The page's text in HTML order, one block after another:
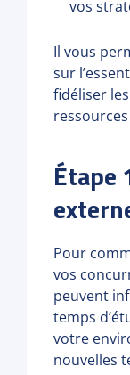
vos
Il vous
sur
fidéliser
Étape
Pour
vos
peuvent
temps
votre
nouvelles